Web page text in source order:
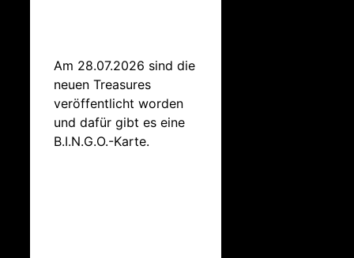
Am 28.07.2026 sind die
neuen Treasures
veröffentlicht worden
und dafür gibt es eine
B.I.N.G.O.-Karte.